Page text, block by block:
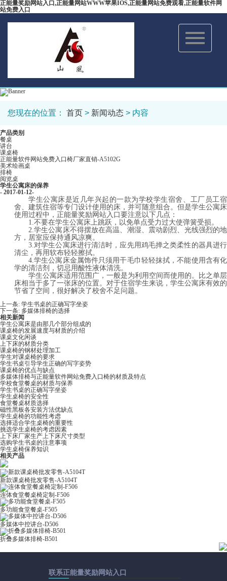
正能量奖励网站入口,正能量网站WWW苹果IOS,正能量网站免费观看,正能量软件网
站免费入口
Toggle
navigation
您现在的位置： 首页 > 新闻动态 > 内容
产品类别
餐桌
讲台
课桌椅
正能量软件网站免费入口椅厂家直销-A5102G
美术绘画桌
排椅
阅览桌
学生公寓床的保养
- 2017-01-12-
学生公寓床是近几年兴起的一款为学校学生宿舍、工厂员工宿
舍、建筑住宿等专门设计使用的床，并可随意组合。但是学生公寓床
使用过程中，正能量奖励网站入口要注意以下几点：
1.不要在学生公寓床上跳跃，以免单点受力过大使弹簧受损。
2.学生公寓床不得摆放在高温、潮湿、震动剧烈、光线强烈的地
方，居室应保持通风凉爽。
3.对学生公寓床进行清洁时，应先用鸡毛掸之类柔性的器具进行
清尘，再用软布轻轻擦拭。
4.学生公寓床金属饰件只须用干毛巾轻轻抹拭，不能使用含有化
学的清洁剂，切忌用酸性液体清洗。
学生公寓床适用范围广，一般是为利用空间而使用的。比之单层
床相当于多了一张床的位置。对于住宿学生来说，学生公寓床有效的
节省了空间，很好解决了校舍不足问题。
上一条: 学生书桌的正确写字坐姿
下一条: 多媒体排椅的选择
相关新闻
学生公寓床是由那几个部分组成的
课桌椅的发展速度与材质的介绍
课桌文化闲谈
上下床的材质分类
课桌椅的钢材处理加工
学生对课桌椅的要求
学生书桌引导学生正确的写字姿势
课桌椅的优点与缺点
多媒体排椅与正能量软件网站免费入口椅的材质及特点
学校食堂餐桌的材质与保养
学生书桌的正确写字坐姿
学生桌椅的安全性
食堂餐桌材质选择
磁性黑板各安装方法优缺点
学生桌椅的功能性考虑
选择适合学生桌椅的重要性
挑选学生桌椅的考虑因素
上下床厂家生产上下床尺寸类型
选购学生书桌的注意事项
学生桌椅保养知识
相关产品
新款课桌椅批发零售-A5104T
连体食堂餐桌椅定制-F506
多功能食堂餐桌-F505
多媒体中控讲台-D506
折叠多媒体排椅-B501
联系正能量奖励网站入口